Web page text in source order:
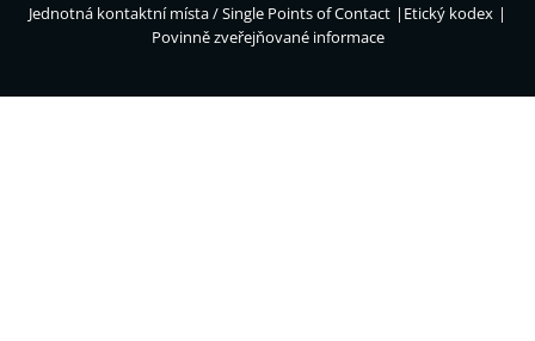
Jednotná kontaktní místa / Single Points of Contact
Etický kodex
Povinně zveřejňované informace